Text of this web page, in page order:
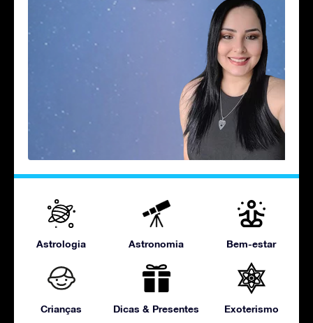
Astrologia Astronomia Bem-estar
Crianças Dicas & Presentes Exoterismo